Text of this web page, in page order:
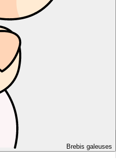
Brebis galeuses